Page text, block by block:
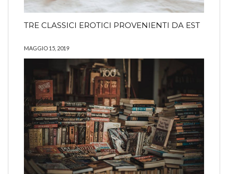
TRE CLASSICI EROTICI PROVENIENTI DA EST
MAGGIO 15, 2019